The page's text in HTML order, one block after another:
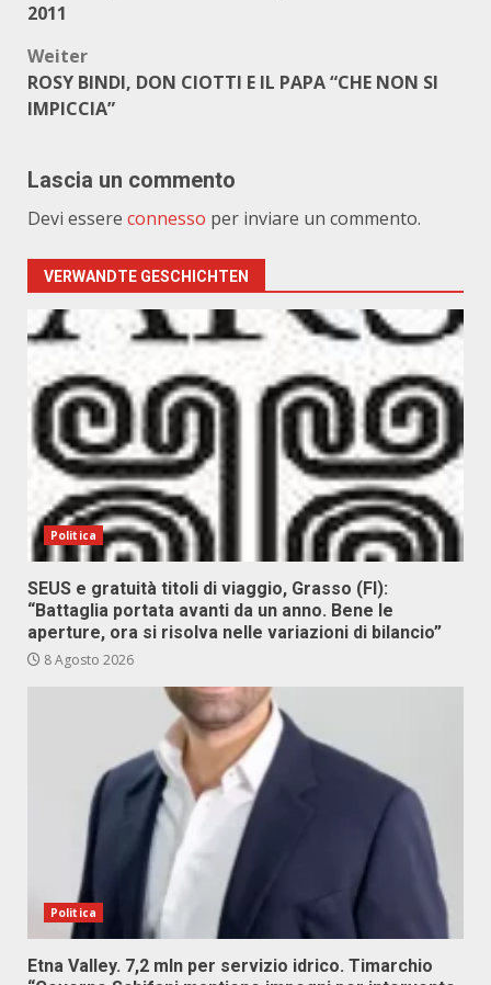
2011
Weiter
ROSY BINDI, DON CIOTTI E IL PAPA “CHE NON SI
IMPICCIA”
Lascia un commento
Devi essere connesso per inviare un commento.
VERWANDTE GESCHICHTEN
Politica
SEUS e gratuità titoli di viaggio, Grasso (FI):
“Battaglia portata avanti da un anno. Bene le
aperture, ora si risolva nelle variazioni di bilancio”
8 Agosto 2026
Politica
Etna Valley. 7,2 mln per servizio idrico. Timarchio